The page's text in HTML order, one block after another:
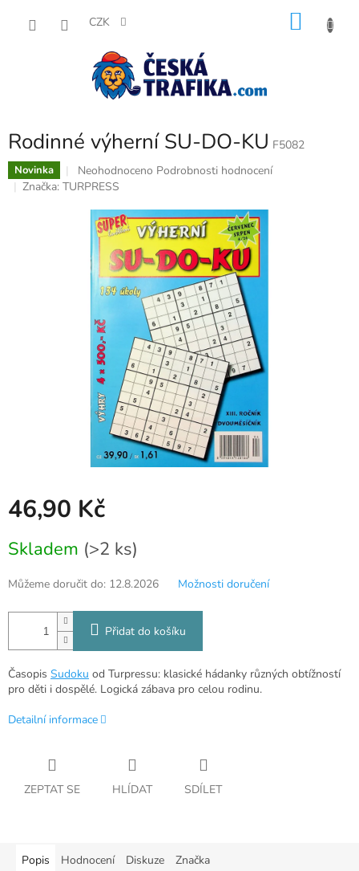
CZK
Rodinné výherní SU-DO-KU F5082
Novinka
Průměrné
hodnocení
hvězdiček.
Neohodnoceno Podrobnosti hodnocení
Značka: TURPRESS
46,90 Kč
cena:
Skladem (>2 ks)
Můžeme doručit do: 12.8.2026 Možnosti doručení
Přidat do košíku
Časopis Sudoku od Turpressu: klasické hádanky různých obtížností
pro děti i dospělé. Logická zábava pro celou rodinu.
Detailní informace
ZEPTAT SE HLÍDAT SDÍLET
Popis Hodnocení Diskuze Značka